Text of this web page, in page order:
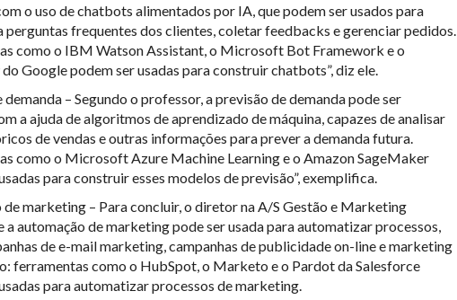
o uso de chatbots alimentados por IA, que podem ser usados para
perguntas frequentes dos clientes, coletar feedbacks e gerenciar pedidos.
como o IBM Watson Assistant, o Microsoft Bot Framework e o
Google podem ser usadas para construir chatbots”, diz ele.
demanda – Segundo o professor, a previsão de demanda pode ser
a ajuda de algoritmos de aprendizado de máquina, capazes de analisar
de vendas e outras informações para prever a demanda futura.
como o Microsoft Azure Machine Learning e o Amazon SageMaker
para construir esses modelos de previsão”, exemplifica.
marketing – Para concluir, o diretor na A/S Gestão e Marketing
a automação de marketing pode ser usada para automatizar processos,
de e-mail marketing, campanhas de publicidade on-line e marketing
ferramentas como o HubSpot, o Marketo e o Pardot da Salesforce
para automatizar processos de marketing.